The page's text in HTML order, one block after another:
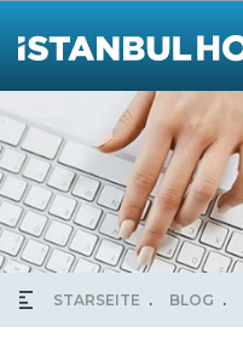
STARSEITE BLOG